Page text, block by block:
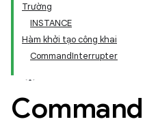
Trường
INSTANCE
Hàm khởi tạo công khai
CommandInterrupter
Command